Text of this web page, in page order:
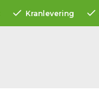
Kranlevering